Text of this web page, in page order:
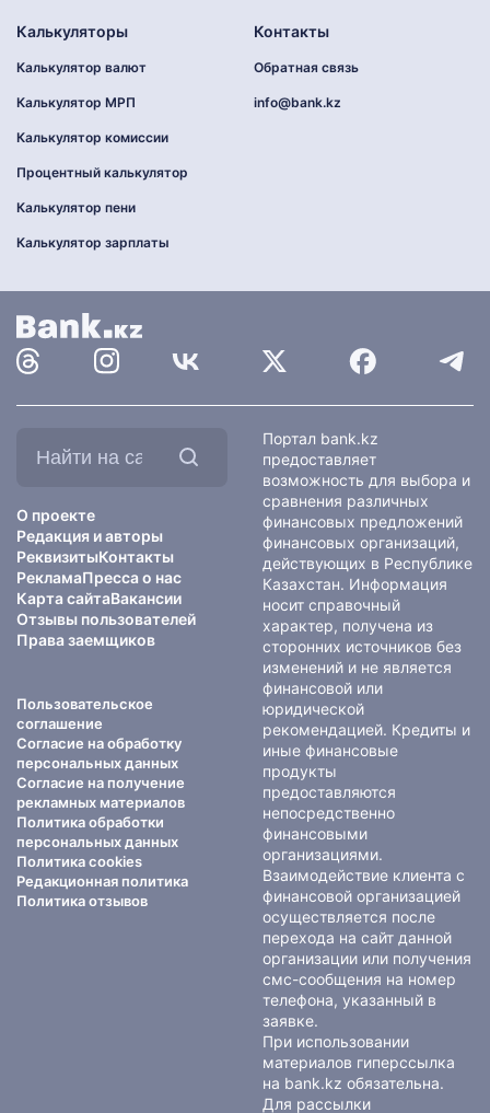
Калькуляторы
Калькулятор валют
Калькулятор МРП
Калькулятор комиссии
Процентный калькулятор
Калькулятор пени
Калькулятор зарплаты
Контакты
Обратная связь
info@bank.kz
О проекте
Редакция и авторы
РеквизитыКонтакты
РекламаПресса о нас
Карта сайтаВакансии
Отзывы пользователей
Права заемщиков
Пользовательское
соглашение
Согласие на обработку
персональных данных
Согласие на получение
рекламных материалов
Политика обработки
персональных данных
Политика cookies
Редакционная политика
Политика отзывов
Портал bank.kz
предоставляет
возможность для выбора и
сравнения различных
финансовых предложений
финансовых организаций,
действующих в Республике
Казахстан. Информация
носит справочный
характер, получена из
сторонних источников без
изменений и не является
финансовой или
юридической
рекомендацией. Кредиты и
иные финансовые
продукты
предоставляются
непосредственно
финансовыми
организациями.
Взаимодействие клиента с
финансовой организацией
осуществляется после
перехода на сайт данной
организации или получения
смс-сообщения на номер
телефона, указанный в
заявке.
При использовании
материалов гиперссылка
на bank.kz обязательна.
Для рассылки